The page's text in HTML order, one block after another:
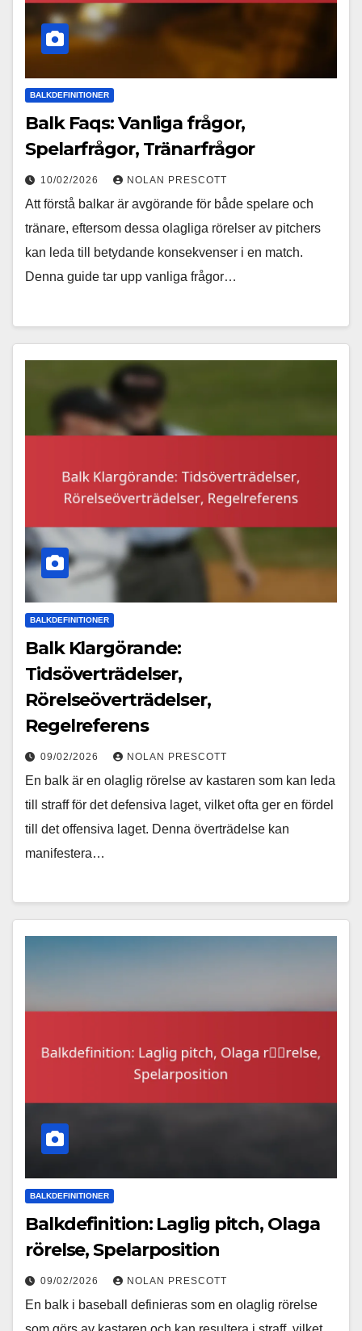
BALKDEFINITIONER
Balk Faqs: Vanliga frågor,
Spelarfrågor, Tränarfrågor
10/02/2026 NOLAN PRESCOTT
Att förstå balkar är avgörande för både spelare och
tränare, eftersom dessa olagliga rörelser av pitchers
kan leda till betydande konsekvenser i en match.
Denna guide tar upp vanliga frågor…
BALKDEFINITIONER
Balk Klargörande:
Tidsöverträdelser,
Rörelseöverträdelser,
Regelreferens
09/02/2026 NOLAN PRESCOTT
En balk är en olaglig rörelse av kastaren som kan leda
till straff för det defensiva laget, vilket ofta ger en fördel
till det offensiva laget. Denna överträdelse kan
manifestera…
BALKDEFINITIONER
Balkdefinition: Laglig pitch, Olaga
rörelse, Spelarposition
09/02/2026 NOLAN PRESCOTT
En balk i baseball definieras som en olaglig rörelse